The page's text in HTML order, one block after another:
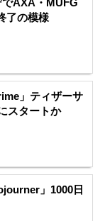
了の模様
」ティザーサ
スタートか
」1000日